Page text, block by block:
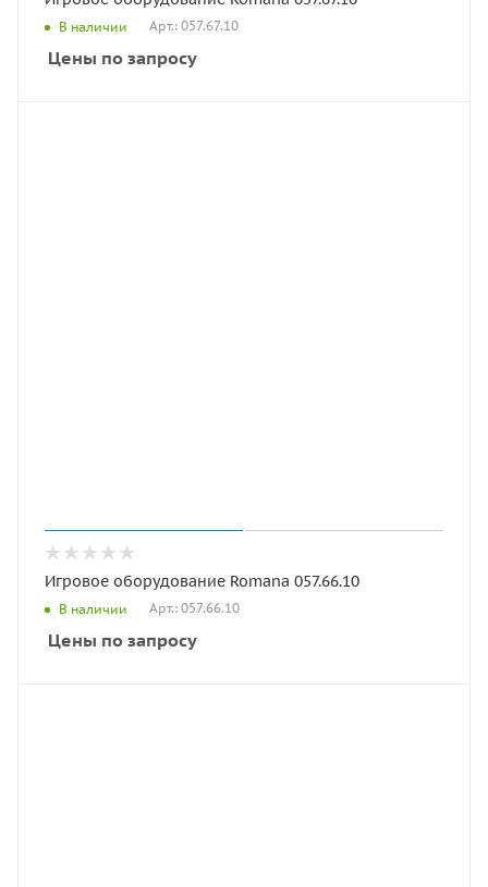
В наличии Арт.: 057.67.10
Цены по запросу
Игровое оборудование Romana 057.66.10
В наличии Арт.: 057.66.10
Цены по запросу